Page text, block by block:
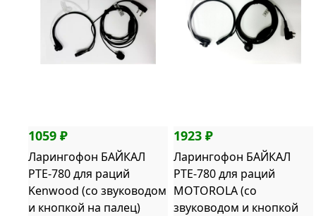
1059 ₽
Ларингофон БАЙКАЛ
PTE-780 для раций
Kenwood (со звуководом
и кнопкой на палец)
1923 ₽
Ларингофон БАЙКАЛ
PTE-780 для раций
MOTOROLA (со
звуководом и кнопкой